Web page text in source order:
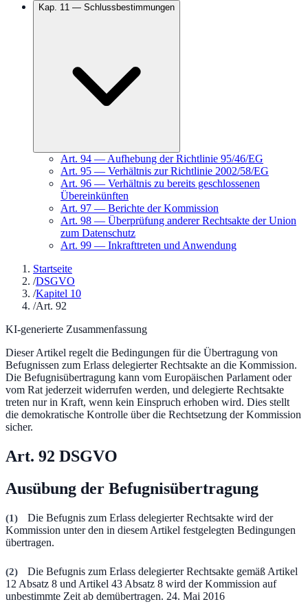
Kap. 11 — Schlussbestimmungen
Art. 94 — Aufhebung der Richtlinie 95/46/EG
Art. 95 — Verhältnis zur Richtlinie 2002/58/EG
Art. 96 — Verhältnis zu bereits geschlossenen
Übereinkünften
Art. 97 — Berichte der Kommission
Art. 98 — Überprüfung anderer Rechtsakte der Union
zum Datenschutz
Art. 99 — Inkrafttreten und Anwendung
Startseite
/DSGVO
/Kapitel 10
/Art. 92
KI-generierte Zusammenfassung
Dieser Artikel regelt die Bedingungen für die Übertragung von
Befugnissen zum Erlass delegierter Rechtsakte an die Kommission.
Die Befugnisübertragung kann vom Europäischen Parlament oder
vom Rat jederzeit widerrufen werden, und delegierte Rechtsakte
treten nur in Kraft, wenn kein Einspruch erhoben wird. Dies stellt
die demokratische Kontrolle über die Rechtsetzung der Kommission
sicher.
Art. 92 DSGVO
Ausübung der Befugnisübertragung
(1)
Die Befugnis zum Erlass delegierter Rechtsakte wird der
Kommission unter den in diesem Artikel festgelegten Bedingungen
übertragen.
(2)
Die Befugnis zum Erlass delegierter Rechtsakte gemäß Artikel
12 Absatz 8 und Artikel 43 Absatz 8 wird der Kommission auf
unbestimmte Zeit ab demübertragen. 24. Mai 2016